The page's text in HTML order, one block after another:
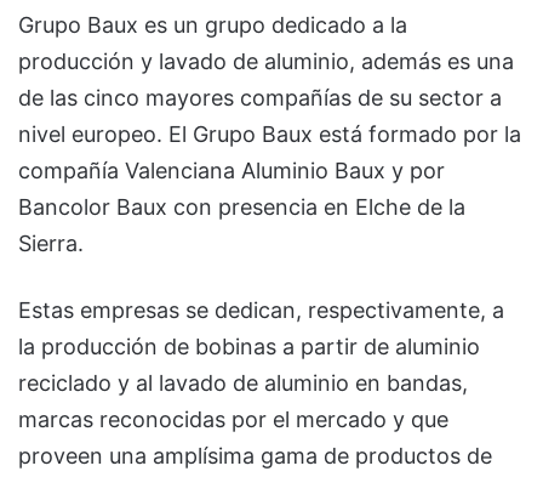
Grupo Baux es un grupo dedicado a la
producción y lavado de aluminio, además es una
de las cinco mayores compañías de su sector a
nivel europeo. El Grupo Baux está formado por la
compañía Valenciana Aluminio Baux y por
Bancolor Baux con presencia en Elche de la
Sierra.
Estas empresas se dedican, respectivamente, a
la producción de bobinas a partir de aluminio
reciclado y al lavado de aluminio en bandas,
marcas reconocidas por el mercado y que
proveen una amplísima gama de productos de